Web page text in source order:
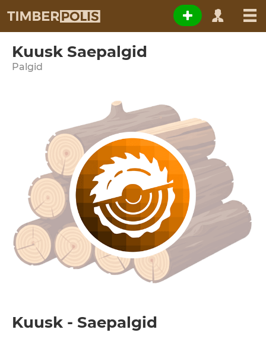
Kuusk Saepalgid
Palgid
Kuusk - Saepalgid